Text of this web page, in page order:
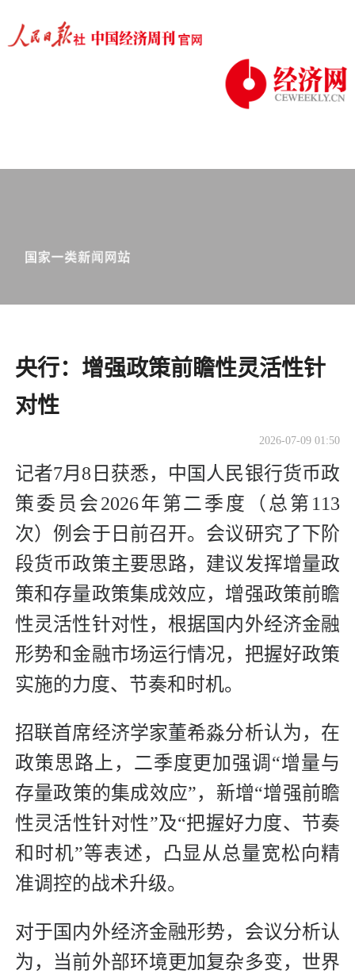
央行：增强政策前瞻性灵活性针
对性
2026-07-09 01:50
记者7月8日获悉，中国人民银行货币政
策委员会2026年第二季度（总第113
次）例会于日前召开。会议研究了下阶
段货币政策主要思路，建议发挥增量政
策和存量政策集成效应，增强政策前瞻
性灵活性针对性，根据国内外经济金融
形势和金融市场运行情况，把握好政策
实施的力度、节奏和时机。
招联首席经济学家董希淼分析认为，在
政策思路上，二季度更加强调“增量与
存量政策的集成效应”，新增“增强前瞻
性灵活性针对性”及“把握好力度、节奏
和时机”等表述，凸显从总量宽松向精
准调控的战术升级。
对于国内外经济金融形势，会议分析认
为，当前外部环境更加复杂多变，世界